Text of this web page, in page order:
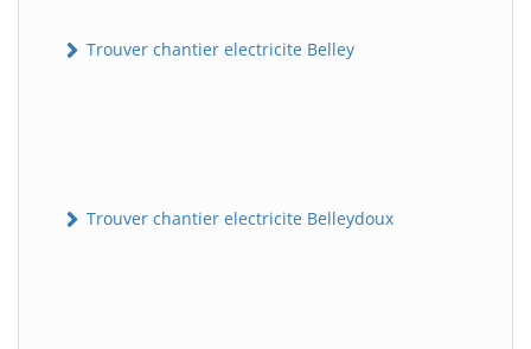
Trouver chantier electricite Belley
Trouver chantier electricite Belleydoux